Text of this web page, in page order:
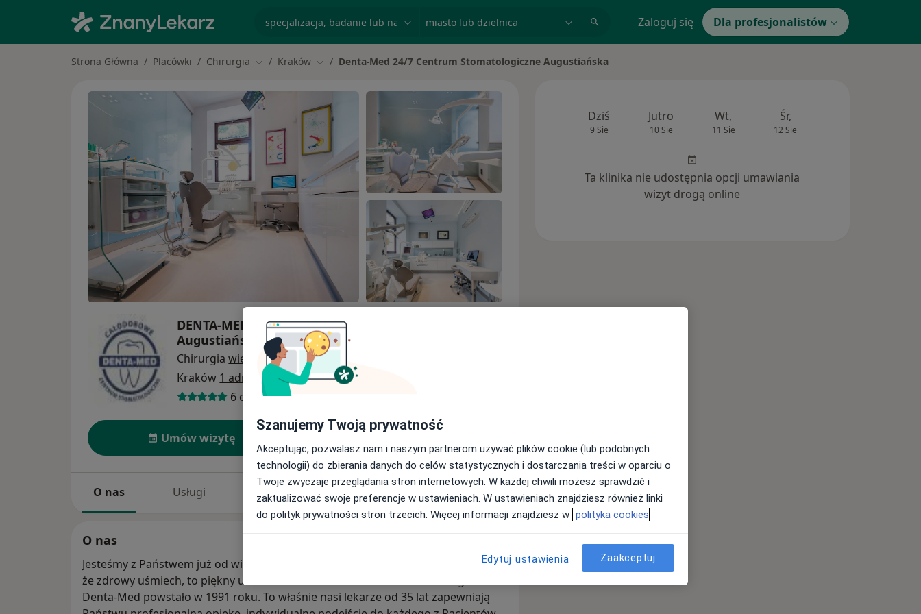
Zaloguj się Dla profesjonalistów
Strona Główna Placówki Chirurgia Zmień miasto
Kraków Zmień miasto
Denta-Med 24/7 Centrum Stomatologiczne Augustiańska
DENTA-MED 24/7 Centrum Stomatologiczne
Augustiańska
Chirurgia więcej
Kraków 1 adres
6 opinii
Umów wizytę
O nas Usługi Specjaliści Adresy Opinie
O nas
Jesteśmy z Państwem już od wielu lat. Zaufało nam tysiące Pacjentów. Wierzymy,
że zdrowy uśmiech, to piękny uśmiech. Całodobowe Centrum Stomatologiczne
Denta-Med powstało w 1991 roku. To właśnie nasi lekarze od 35 lat zapewniają
Dziś
9 Sie
Jutro
10 Sie
Wt,
11 Sie
Śr,
12 Sie
Ta klinika nie udostępnia opcji umawiania
wizyt drogą online
Szanujemy Twoją prywatność
Akceptując, pozwalasz nam i naszym partnerom używać plików cookie (lub podobnych
technologii) do zbierania danych do celów statystycznych i dostarczania treści w oparciu o
Twoje zwyczaje przeglądania stron internetowych. W każdej chwili możesz sprawdzić i
zaktualizować swoje preferencje w ustawieniach. W ustawieniach znajdziesz również linki
do polityk prywatności stron trzecich. Więcej informacji znajdziesz w polityka cookies
Edytuj ustawienia Zaakceptuj